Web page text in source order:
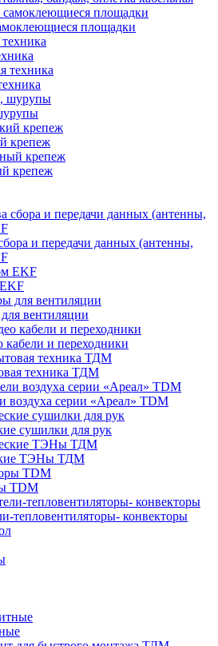
площадки
крепеж
крепеж
и передачи данных (антенны,
вентиляции
кабели и переходники
техника ТДМ
воздуха серии «Ареал» TDM
сушилки для рук
ТЭНы ТДМ
TDM
тепловентиляторы- конвекторы